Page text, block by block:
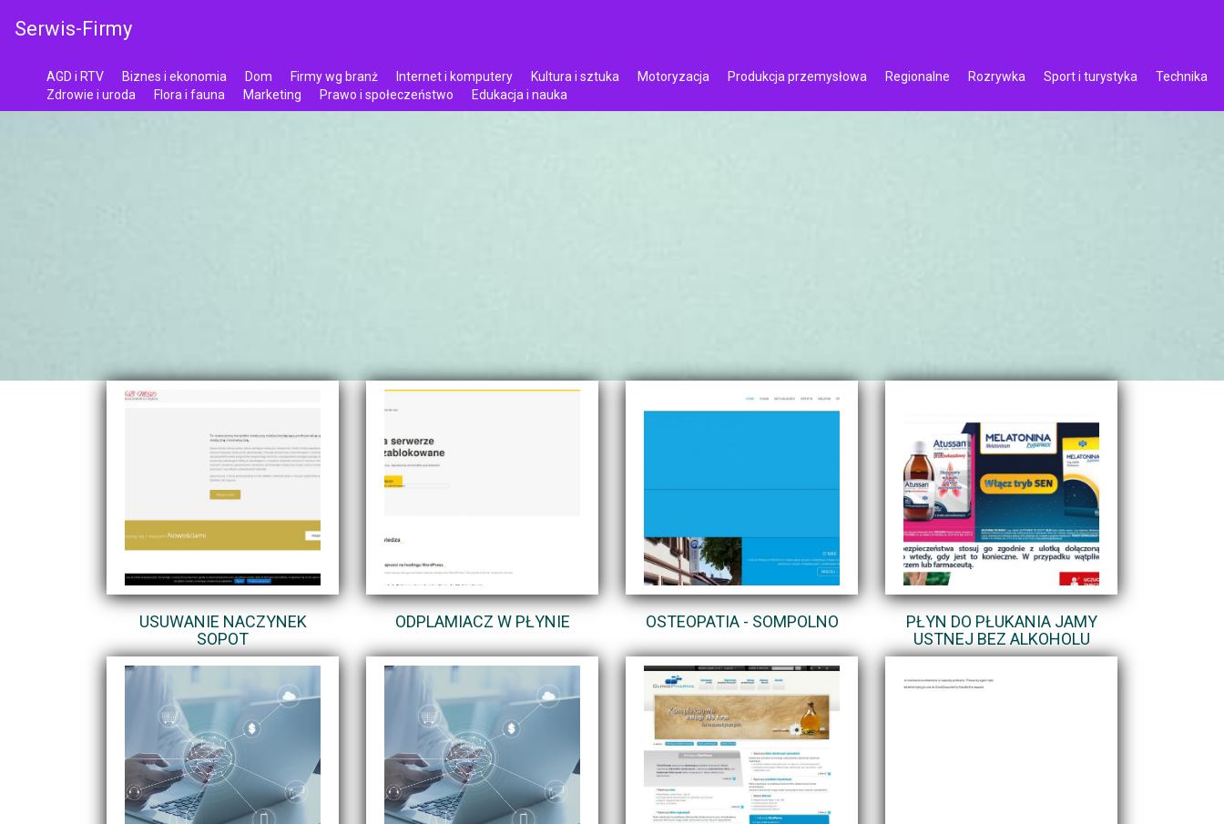
Serwis-Firmy
AGD i RTV Biznes i ekonomia Dom Firmy wg branż Internet i komputery Kultura i sztuka Motoryzacja Produkcja przemysłowa Regionalne Rozrywka Sport i turystyka
Technika
Zdrowie i uroda
Flora i fauna Marketing Prawo i społeczeństwo Edukacja i nauka
USUWANIE NACZYNEK
SOPOT
ODPLAMIACZ W PŁYNIE OSTEOPATIA - SOMPOLNO
PŁYN DO PŁUKANIA JAMY
USTNEJ BEZ ALKOHOLU